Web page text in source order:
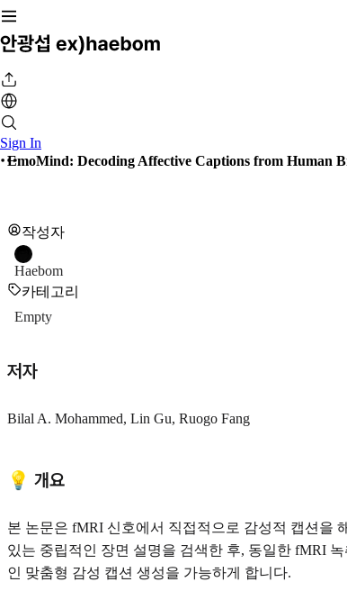
Sign In
EmoMind: Decoding Affective Captions from Human
작성자
Haebom
카테고리
Empty
저자
Bilal A. Mohammed, Lin Gu, Ruogo Fang
💡 개요
본 논문은 fMRI 신호에서 직접적으로 감성적 캡션을
있는 중립적인 장면 설명을 검색한 후, 동일한 fMRI
인 맞춤형 감성 캡션 생성을 가능하게 합니다.